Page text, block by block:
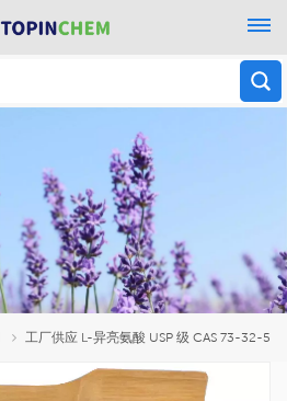
工厂供应 L-异亮氨酸 USP 级 CAS 73-32-5